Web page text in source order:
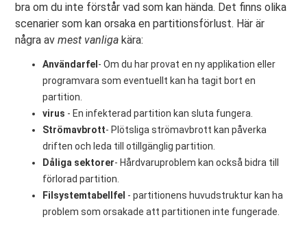
bra om du inte förstår vad som kan hända. Det finns olika
scenarier som kan orsaka en partitionsförlust. Här är
några avmest vanliga kära:
Användarfel - Om du har provat en ny applikation eller
programvara som eventuellt kan ha tagit bort en
partition.
virus - En infekterad partition kan sluta fungera.
Strömavbrott- Plötsliga strömavbrott kan påverka
driften och leda till otillgänglig partition.
Dåliga sektorer- Hårdvaruproblem kan också bidra till
förlorad partition.
Filsystemtabellfel - partitionens huvudstruktur kan ha
problem som orsakade att partitionen inte fungerade.